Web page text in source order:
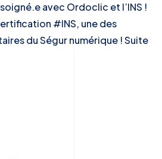
avec Ordoclic et l’INS !
#INS, une des
du Ségur numérique ! Suite